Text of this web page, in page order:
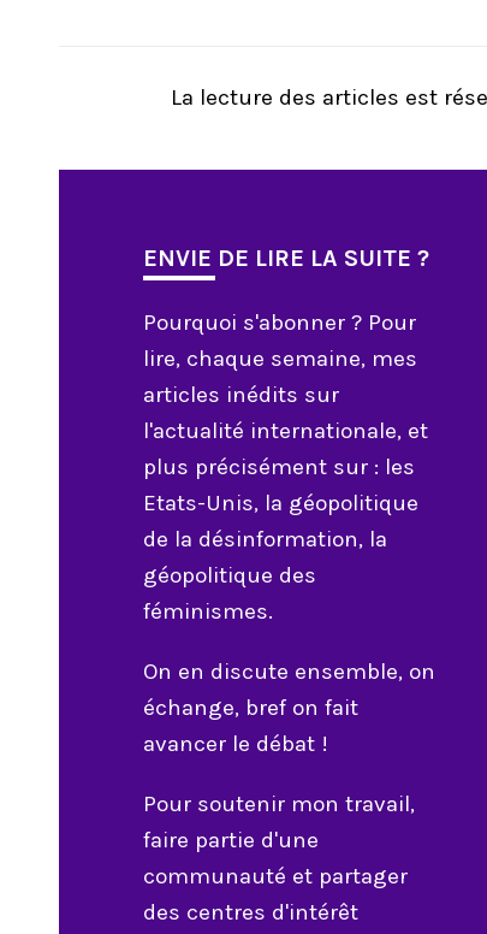
La lecture des articles est
ENVIE DE LIRE LA SUITE ?
Pourquoi s'abonner ? Pour
lire, chaque semaine, mes
articles inédits sur
l'actualité internationale, et
plus précisément sur : les
Etats-Unis, la géopolitique
de la désinformation, la
géopolitique des
féminismes.
On en discute ensemble, on
échange, bref on fait
avancer le débat !
Pour soutenir mon travail,
faire partie d'une
communauté et partager
des centres d'intérêt